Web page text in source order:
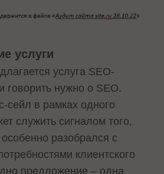
услуги
услуга SEO-
говорить нужно о SEO.
сейл в рамках одного
служить сигналом того,
разобрался с
клиентского
предложение – одна